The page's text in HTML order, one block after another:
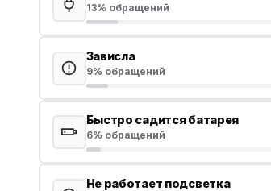
13% обращений
Зависла
9% обращений
Быстро садится батарея
6% обращений
Не работает подсветка